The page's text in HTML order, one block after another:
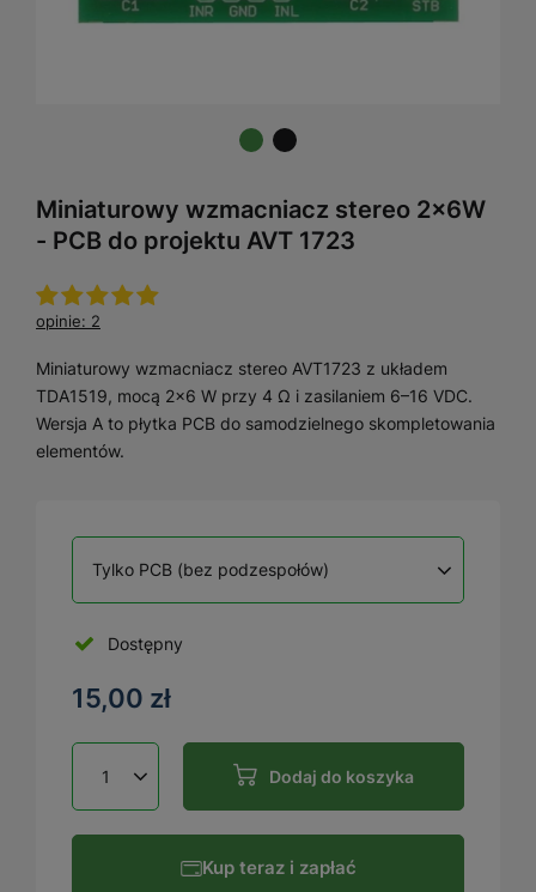
Miniaturowy wzmacniacz stereo 2x6W
- PCB do projektu AVT 1723
opinie: 2
Miniaturowy wzmacniacz stereo AVT1723 z układem
TDA1519, mocą 2×6 W przy 4 Ω i zasilaniem 6–16 VDC.
Wersja A to płytka PCB do samodzielnego skompletowania
elementów.
Tylko PCB (bez podzespołów)
Dostępny
15,00 zł
Dodaj do koszyka
Kup teraz i zapłać